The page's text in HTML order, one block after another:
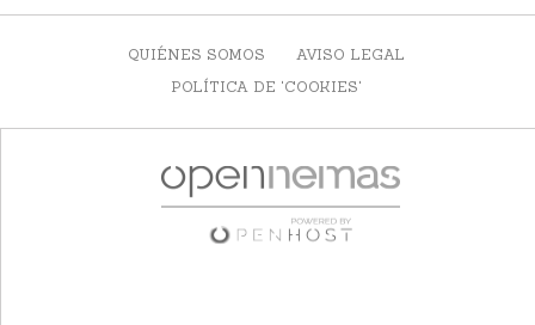
QUIÉNES SOMOS
AVISO LEGAL
POLÍTICA DE 'COOKIES'